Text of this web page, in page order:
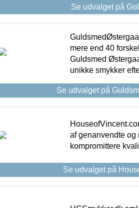
Se udvalget på
mere end 40
Guldsmed
unikke smykker
Se udvalget på
af genanvendte og
kompromittere
Se udvalget på